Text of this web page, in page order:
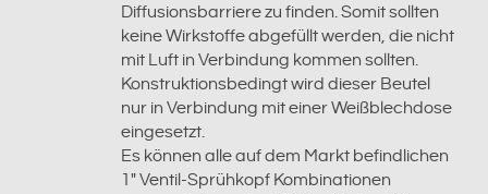
Diffusionsbarriere zu finden. Somit sollten
keine Wirkstoffe abgefüllt werden, die nicht
mit Luft in Verbindung kommen sollten.
Konstruktionsbedingt wird dieser Beutel
nur in Verbindung mit einer Weißblechdose
eingesetzt.
Es können alle auf dem Markt befindlichen
1" Ventil-Sprühkopf Kombinationen